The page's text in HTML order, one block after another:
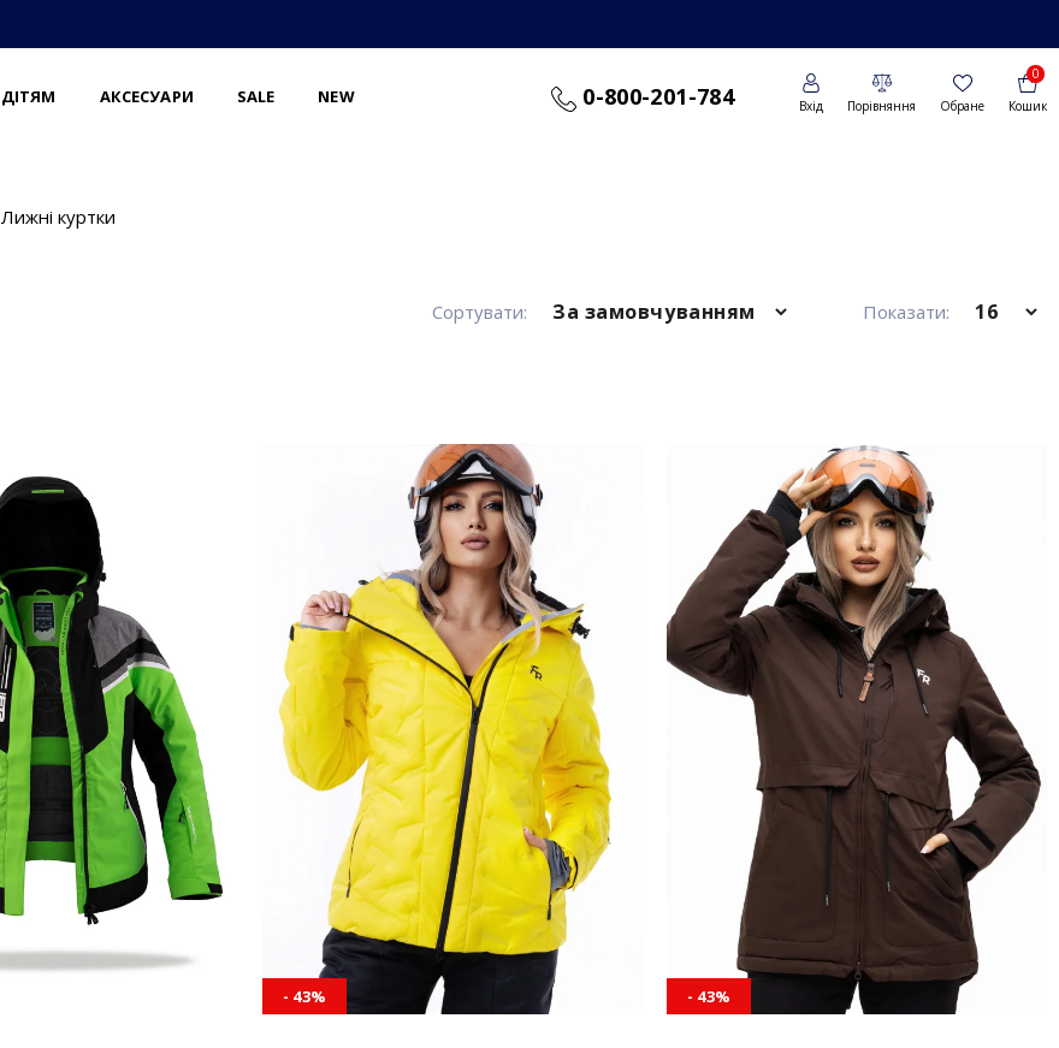
ДІТЯМ АКСЕСУАРИ SALE NEW 0-800-201-784 Вхід Порівняння Обране Кошик
0
Лижні куртки
Сортувати: Показати:
- 43% - 43%